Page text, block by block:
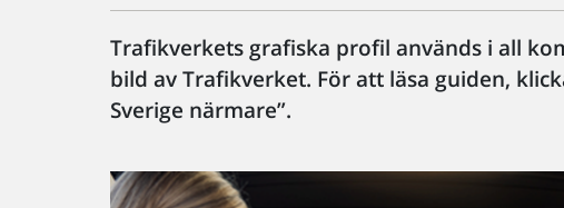
Trafikverkets grafiska profil används i all
bild av Trafikverket. För att läsa guiden,
Sverige närmare”.